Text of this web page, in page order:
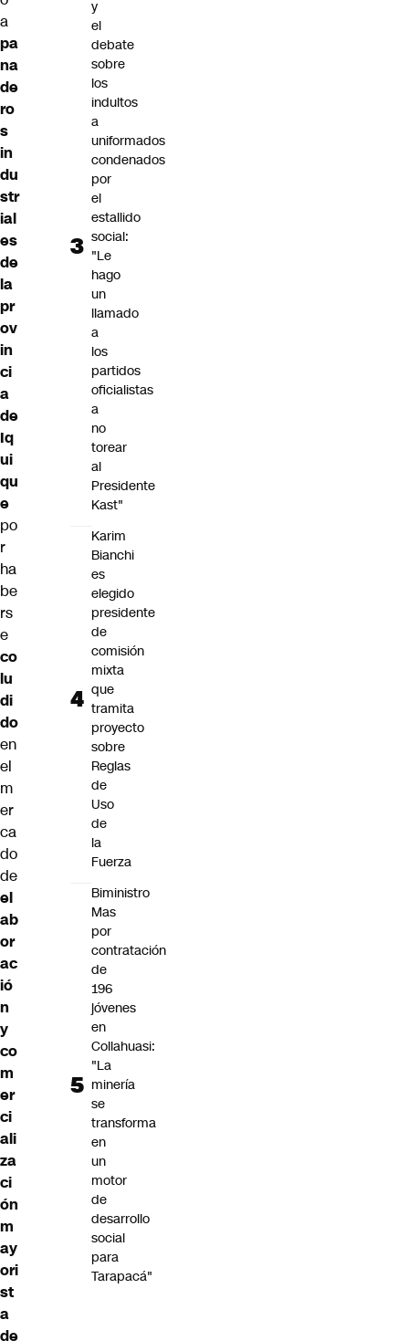
a
pa
na
de
ro
s
in
du
str
ial
es
de
la
pr
ov
in
ci
a
de
Iq
ui
qu
e
po
r
ha
be
rs
e
co
lu
di
do
en
el
m
er
ca
do
de
el
ab
or
ac
ió
n
y
co
m
er
ci
ali
za
ci
ón
m
ay
ori
st
a
de
y
el
debate
sobre
los
indultos
a
uniformados
condenados
por
el
estallido
social:
"Le
hago
un
llamado
a
los
partidos
oficialistas
a
no
torear
al
Presidente
Kast"
Karim
Bianchi
es
elegido
presidente
de
comisión
mixta
que
tramita
proyecto
sobre
Reglas
de
Uso
de
la
Fuerza
Biministro
Mas
por
contratación
de
196
jóvenes
en
Collahuasi:
"La
minería
se
transforma
en
un
motor
de
desarrollo
social
para
Tarapacá"